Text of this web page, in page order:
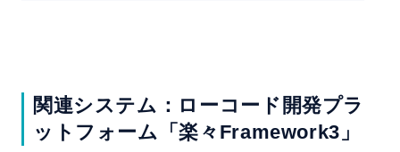
関連システム：ローコード開発プラ
ットフォーム「楽々Framework3」